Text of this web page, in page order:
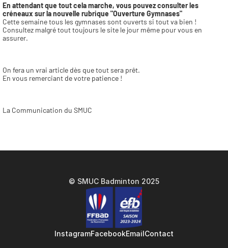
En attendant que tout cela marche, vous pouvez consulter les
créneaux sur la nouvelle rubrique "Ouverture Gymnases"
Cette semaine tous les gymnases sont ouverts si tout va bien !
Consultez malgré tout toujours le site le jour même pour vous en
assurer.
On fera un vrai article dès que tout sera prêt.
En vous remerciant de votre patience !
La Communication du SMUC
© SMUC Badminton 2025
InstagramFacebookEmailContact